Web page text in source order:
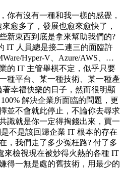
你有沒有一種和我一樣的感覺，
愈多了，發展也愈來愈快了，
新東西到底是拿來幫助我們的?
IT 人員總是接二連三的面臨許
Hyper-V、Azure/AWS、…
的 IT 主管舉棋不定，似乎只要
種平台、某一種技術、某一種產
幸福快樂的日子，然而很明顯
解決企業所面臨的問題，更
並不會就此停止，不論你去尋求
識就是你一定得掏錢出來，買一
不是該回歸企業 IT 根本的存在
，我們走了多少冤枉路? 付了多
來檢視現在被炒得火熱的各種 IT
得一無是處的舊技術，用最少的